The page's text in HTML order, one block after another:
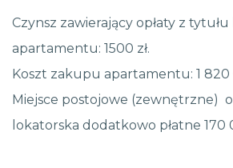
Czynsz zawierający opłaty z
apartamentu: 1500 zł.
Koszt zakupu apartamentu: 1
Miejsce postojowe (zewnętrzne)
lokatorska dodatkowo płatne